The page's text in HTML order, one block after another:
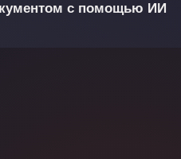
с помощью ИИ